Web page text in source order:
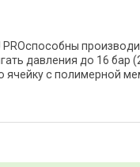
PROспособны
давления до 16 бар
с полимерной